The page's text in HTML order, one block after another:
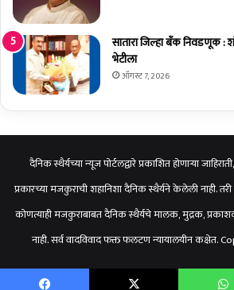
क्षां
शी
च
सातारा जिल्हा बँक निवडणूक :
भेटीला
ऑगस्ट 7, 2026
दैनिक स्थैर्यच्या न्यूज पोर्टलद्वारे प्रकाशित होणाऱ्या
प्रकारच्या मजकुराची शहानिशा दैनिक स्थैर्यने केलेली नाही. तरी
कोणत्याही मजकुराबाबत दैनिक स्थैर्यचे मालक, मुद्रक,
नाही. सर्व वादविवाद फक्त फलटण न्यायालयीन कक्षेत.